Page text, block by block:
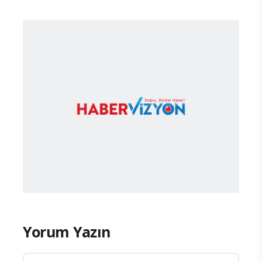
Yorum Yazın